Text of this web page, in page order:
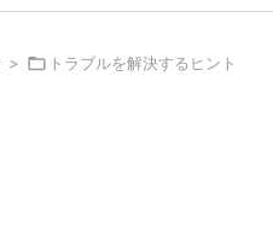
サイド
>  トラブルを解決するヒント